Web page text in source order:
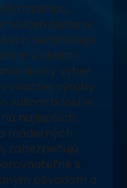
tradíciou,
oblasti čistiarní
technológií
v oblasti
široký výber
vlastnej výroby
vašom bazéne.
najlepších
moderných
zabezpečujú
s
pôvodom a